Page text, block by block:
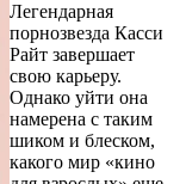
Легендарная
порнозвезда Касси
Райт завершает
свою карьеру.
Однако уйти она
намерена с таким
шиком и блеском,
какого мир «кино